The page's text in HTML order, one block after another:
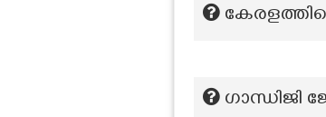
ഗാന്ധിജി